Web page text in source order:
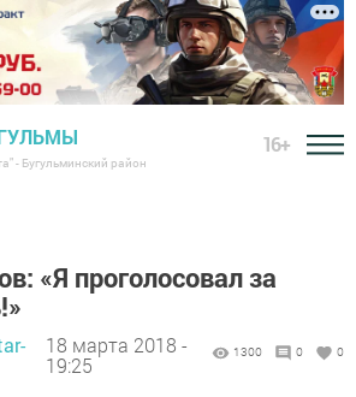
- Бугульминский район
16+
«Я проголосовал за
18 марта 2018 -
19:25
1300 0 0